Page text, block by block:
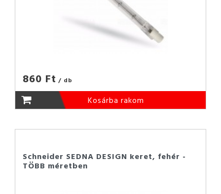
860 Ft / db
Kosárba rakom
Schneider SEDNA DESIGN keret, fehér -
TÖBB méretben